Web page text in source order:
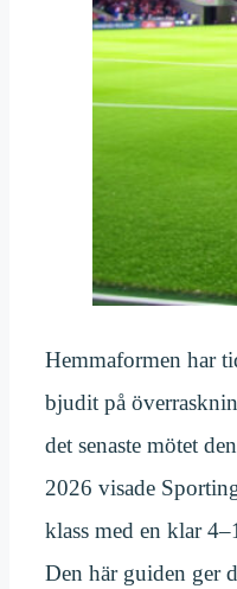
Hemmaformen har
bjudit på
det senaste mötet
2026 visade
klass med en klar
Den här guiden ger